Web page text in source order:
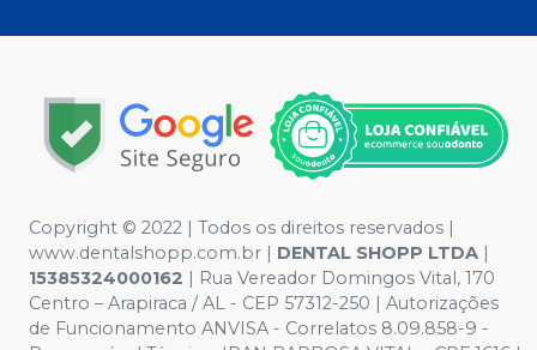
Copyright © 2022 | Todos os direitos reservados |
www.dentalshopp.com.br | DENTAL SHOPP LTDA |
15385324000162 | Rua Vereador Domingos Vital, 170
Centro – Arapiraca / AL - CEP 57312-250 | Autorizações
de Funcionamento ANVISA - Correlatos 8.09.858-9 -